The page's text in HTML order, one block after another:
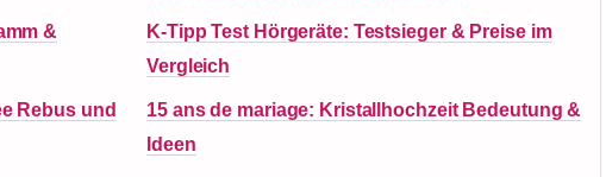
&
K-Tipp Test Hörgeräte: Testsieger & Preise im
Vergleich
Rebus und
15 ans de mariage: Kristallhochzeit Bedeutung &
Ideen